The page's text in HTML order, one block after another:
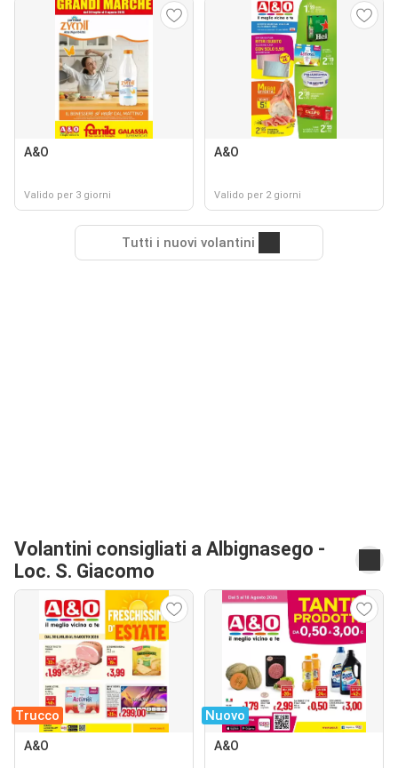
A&O
Valido per 3 giorni
A&O
Valido per 2 giorni
Tutti i nuovi volantini
Volantini consigliati a Albignasego -
Loc. S. Giacomo
Trucco
A&O
Nuovo
A&O